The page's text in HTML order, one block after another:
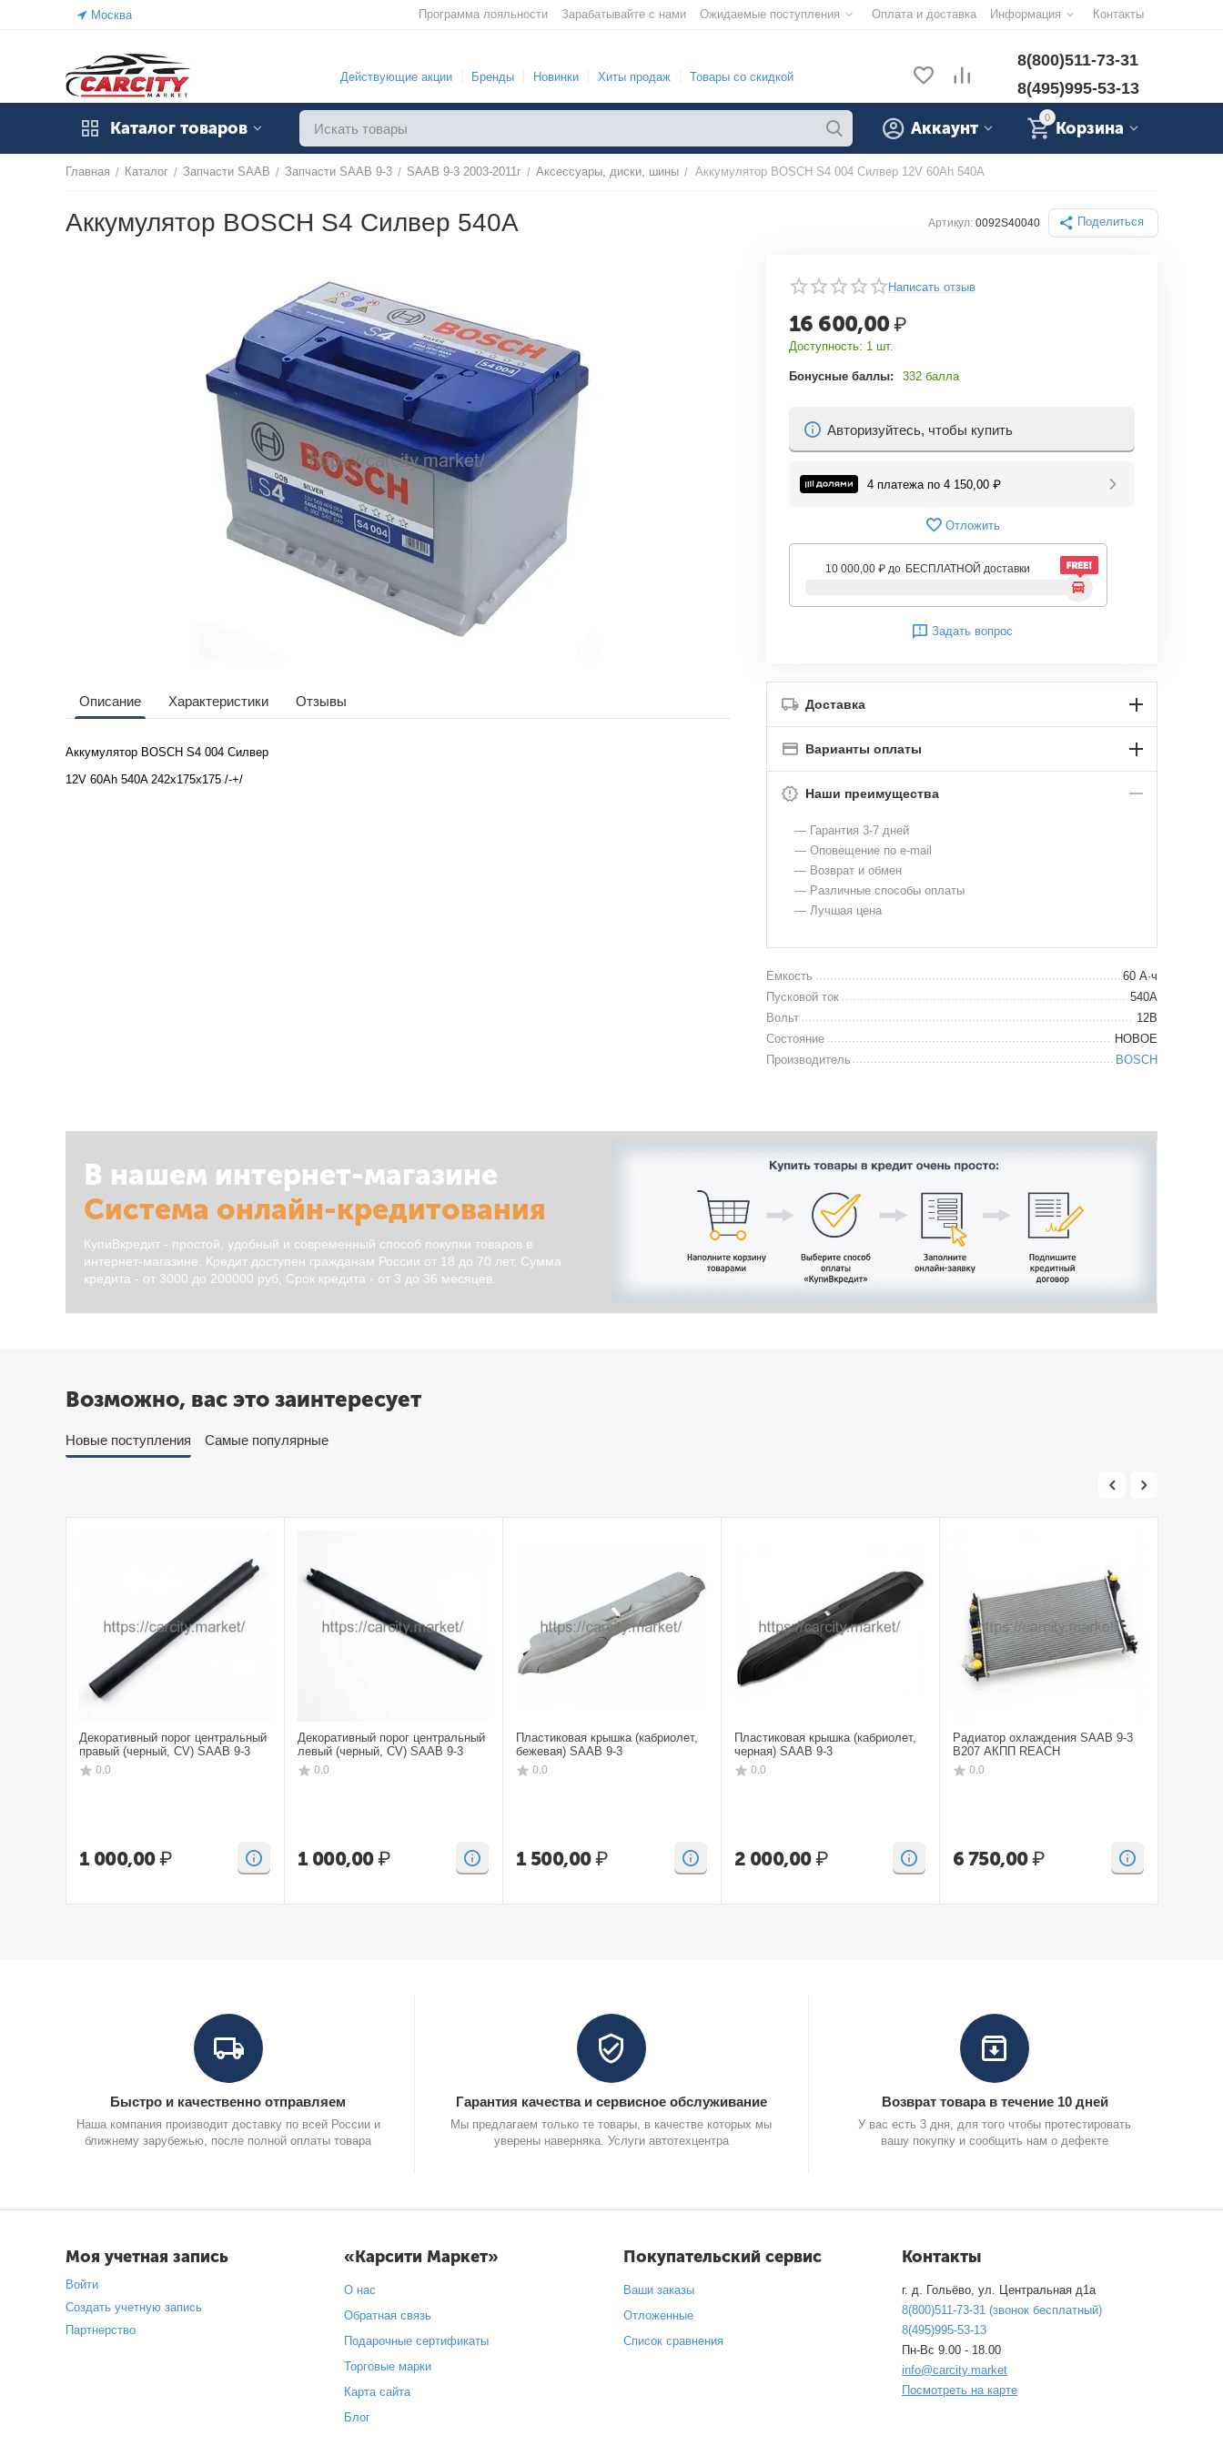
Москва Программа лояльности Зарабатывайте с нами Ожидаемые поступления Оплата и доставка Информация Контакты
Действующие акции Бренды Новинки Хиты продаж Товары со скидкой
8(800)511-73-31
8(495)995-53-13
Каталог товаров
0
Корзина
Аккаунт
Главная / Каталог / Запчасти SAAB / Запчасти SAAB 9-3 / SAAB 9-3 2003-2011г / Аксессуары, диски, шины / Аккумулятор BOSCH S4 004 Силвер 12V 60Ah 540A
Аккумулятор BOSCH S4 Силвер 540A Артикул: 0092S40040 Поделиться
Написать отзыв
16 600,00 ₽
Доступность: 1 шт.
Бонусные баллы: 332 балла
Авторизуйтесь, чтобы купить
4 платежа по 4 150,00 ₽
Отложить
10 000,00 ₽ до БЕСПЛАТНОЙ доставки
Задать вопрос
Доставка
Варианты оплаты
Наши преимущества
— Гарантия 3-7 дней
— Оповещение по e-mail
— Возврат и обмен
— Различные способы оплаты
— Лучшая цена
Емкость
60 А·ч
Пусковой ток
540А
Вольт
12В
Состояние
НОВОЕ
Производитель
BOSCH
Описание Характеристики Отзывы
Аккумулятор BOSCH S4 004 Силвер
12V 60Ah 540A 242x175x175 /-+/
В нашем интернет-магазине
Система онлайн-кредитования
КупиВкредит - простой, удобный и современный способ покупки товаров в
интернет-магазине. Кредит доступен гражданам России от 18 до 70 лет, Сумма
кредита - от 3000 до 200000 руб, Срок кредита - от 3 до 36 месяцев.
Возможно, вас это заинтересует
Новые поступления Самые популярные
Декоративный порог центральный
правый (черный, CV) SAAB 9-3
0.0
1 000,00₽
Декоративный порог центральный
левый (черный, CV) SAAB 9-3
0.0
1 000,00₽
Пластиковая крышка (кабриолет,
бежевая) SAAB 9-3
0.0
1 500,00₽
Пластиковая крышка (кабриолет,
черная) SAAB 9-3
0.0
2 000,00₽
Радиатор охлаждения SAAB 9-3
B207 АКПП REACH
0.0
6 750,00₽
Быстро и качественно отправляем
Наша компания производит доставку по всей России и
ближнему зарубежью, после полной оплаты товара
Гарантия качества и сервисное обслуживание
Мы предлагаем только те товары, в качестве которых мы
уверены наверняка. Услуги автотехцентра
Возврат товара в течение 10 дней
У вас есть 3 дня, для того чтобы протестировать
вашу покупку и сообщить нам о дефекте
Моя учетная запись
Войти
Создать учетную запись
Партнерство
«Карсити Маркет»
О нас
Обратная связь
Подарочные сертификаты
Торговые марки
Карта сайта
Блог
Покупательский сервис
Ваши заказы
Отложенные
Список сравнения
Контакты
г. д. Гольёво, ул. Центральная д1а
8(800)511-73-31 (звонок бесплатный)
8(495)995-53-13
Пн-Вс 9.00 - 18.00
info@carcity.market
Посмотреть на карте